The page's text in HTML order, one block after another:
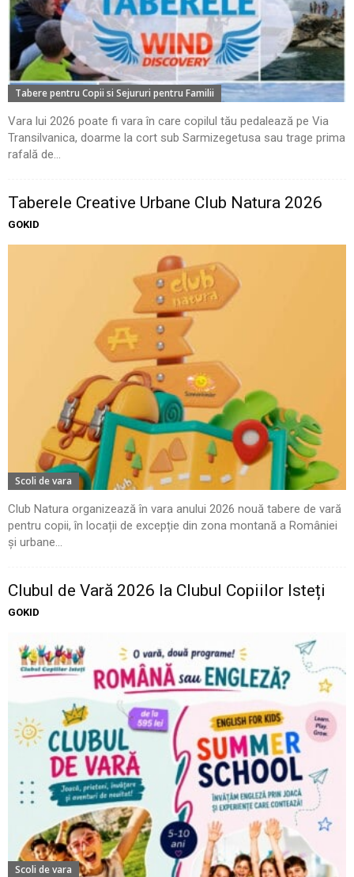
Tabere pentru Copii si Sejururi pentru Familii
Vara lui 2026 poate fi vara în care copilul tău pedalează pe Via
Transilvanica, doarme la cort sub Sarmizegetusa sau trage prima
rafală de...
Taberele Creative Urbane Club Natura 2026
GOKID
Scoli de vara
Club Natura organizează în vara anului 2026 nouă tabere de vară
pentru copii, în locații de excepție din zona montană a României
și urbane...
Clubul de Vară 2026 la Clubul Copiilor Isteți
GOKID
Scoli de vara